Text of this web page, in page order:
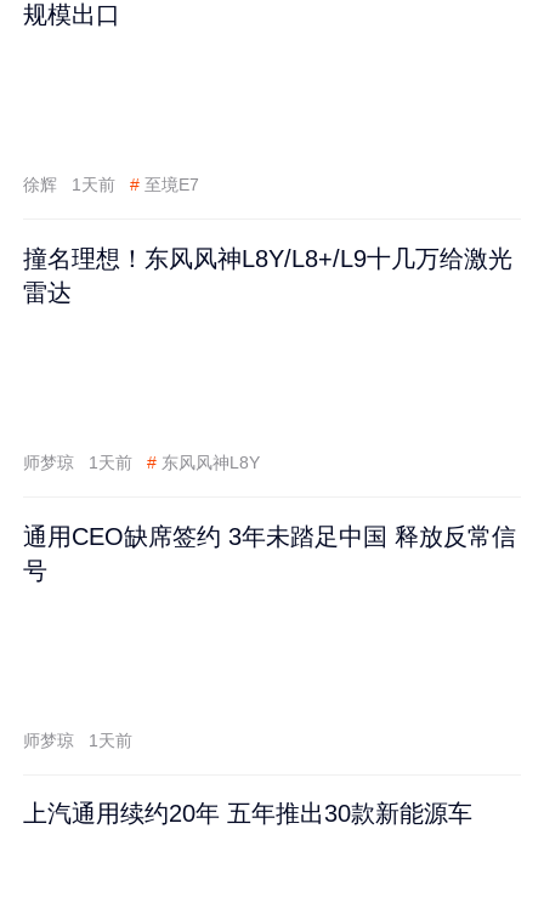
规模出口
徐辉 1天前 # 至境E7
撞名理想！东风风神L8Y/L8+/L9十几万给激光
雷达
师梦琼 1天前 # 东风风神L8Y
通用CEO缺席签约 3年未踏足中国 释放反常信
号
师梦琼 1天前
上汽通用续约20年 五年推出30款新能源车